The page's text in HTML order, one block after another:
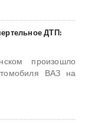
ДТП:
произошло
ВАЗ на